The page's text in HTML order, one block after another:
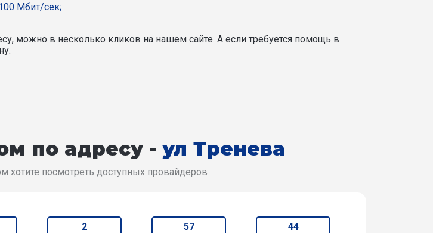
Мбит/сек;
можно в несколько кликов на нашем сайте. А если требуется помощь в
по адресу - ул Тренева
хотите посмотреть доступных провайдеров
2 57 44